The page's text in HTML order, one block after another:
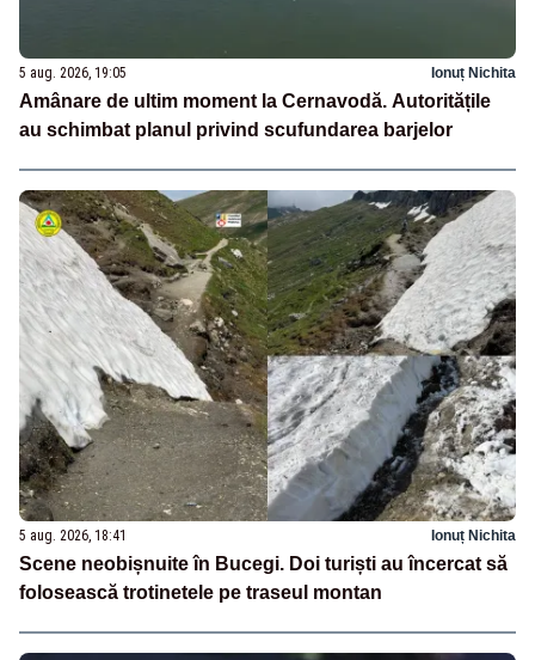
5 aug. 2026, 19:05 Ionuț Nichita
Amânare de ultim moment la Cernavodă. Autoritățile
au schimbat planul privind scufundarea barjelor
5 aug. 2026, 18:41 Ionuț Nichita
Scene neobișnuite în Bucegi. Doi turiști au încercat să
folosească trotinetele pe traseul montan